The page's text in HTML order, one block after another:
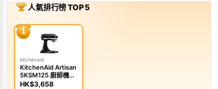
人氣排行榜 TOP 5
1
kitchenaid
KitchenAid Artisan
5KSM125 廚師機
4.7L
HK$3,658